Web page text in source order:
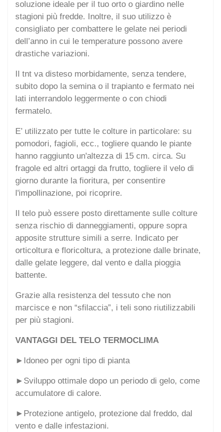
soluzione ideale per il tuo orto o giardino nelle
stagioni più fredde. Inoltre, il suo utilizzo è
consigliato per combattere le gelate nei periodi
dell’anno in cui le temperature possono avere
drastiche variazioni.
Il tnt va disteso morbidamente, senza tendere,
subito dopo la semina o il trapianto e fermato nei
lati interrandolo leggermente o con chiodi
fermatelo.
E’ utilizzato per tutte le colture in particolare: su
pomodori, fagioli, ecc., togliere quando le piante
hanno raggiunto un'altezza di 15 cm. circa. Su
fragole ed altri ortaggi da frutto, togliere il velo di
giorno durante la fioritura, per consentire
l'impollinazione, poi ricoprire.
Il telo può essere posto direttamente sulle colture
senza rischio di danneggiamenti, oppure sopra
apposite strutture simili a serre. Indicato per
orticoltura e floricoltura, a protezione dalle brinate,
dalle gelate leggere, dal vento e dalla pioggia
battente.
Grazie alla resistenza del tessuto che non
marcisce e non “sfilaccia”, i teli sono riutilizzabili
per più stagioni.
VANTAGGI DEL TELO TERMOCLIMA
►Idoneo per ogni tipo di pianta
►Sviluppo ottimale dopo un periodo di gelo, come
accumulatore di calore.
►Protezione antigelo, protezione dal freddo, dal
vento e dalle infestazioni.